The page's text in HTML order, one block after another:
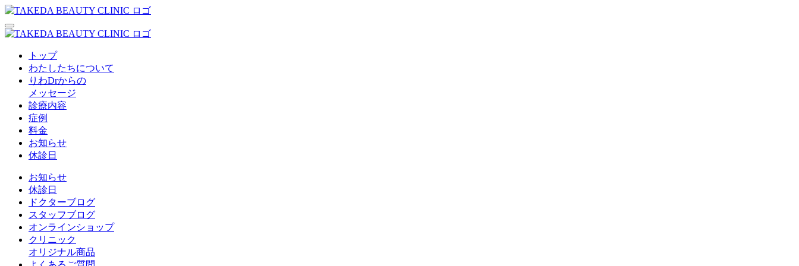
トップ
わたしたちについて
りわDrからの
メッセージ
診療内容
症例
料金
お知らせ
休診日
お知らせ
休診日
ドクターブログ
スタッフブログ
オンラインショップ
クリニック
オリジナル商品